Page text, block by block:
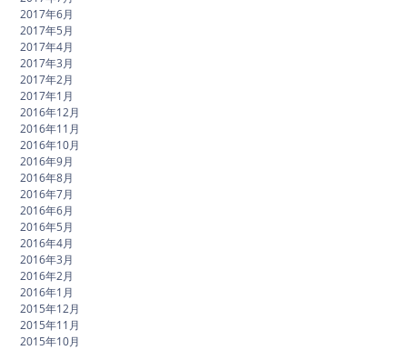
2017年6月
2017年5月
2017年4月
2017年3月
2017年2月
2017年1月
2016年12月
2016年11月
2016年10月
2016年9月
2016年8月
2016年7月
2016年6月
2016年5月
2016年4月
2016年3月
2016年2月
2016年1月
2015年12月
2015年11月
2015年10月